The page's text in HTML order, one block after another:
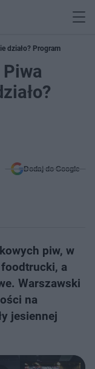
działo? Program
Dodaj do Google
piw, w
a
Warszawski
na
jesiennej